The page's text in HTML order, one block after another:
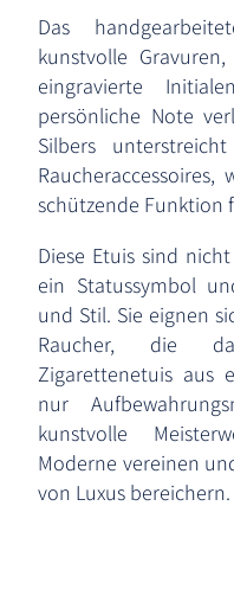
Das
kunstvolle
eingravierte
persönliche Note
Silbers
schützende Funktion
Diese Etuis sind
ein Statussymbol
und Stil. Sie eignen
Raucher, die
Zigarettenetuis aus
nur
kunstvolle
Moderne vereinen
von Luxus bereichern.